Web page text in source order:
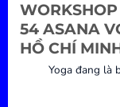
54 ASANA
HỒ CHÍ
Yoga đang là bộ